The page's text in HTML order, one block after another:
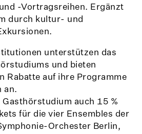
-Vortragsreihen. Ergänzt
durch kultur- und
unterstützen das
und bieten
Rabatte auf ihre Programme
an.
Gasthörstudium auch 15 %
für die vier Ensembles der
Orchester Berlin,